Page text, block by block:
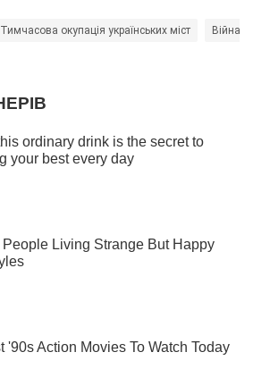
Тимчасова окупація українських міст Війна в